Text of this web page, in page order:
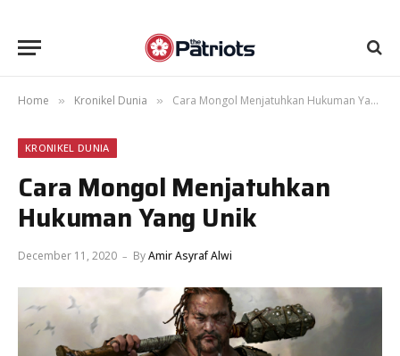
Home » Kronikel Dunia » Cara Mongol Menjatuhkan Hukuman Yang Unik
KRONIKEL DUNIA
Cara Mongol Menjatuhkan
Hukuman Yang Unik
December 11, 2020 ByAmir Asyraf Alwi